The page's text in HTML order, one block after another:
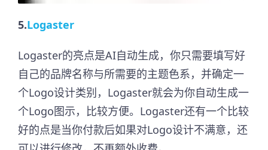
5.Logaster
Logaster的亮点是AI自动生成，你只需要填写好
自己的品牌名称与所需要的主题色系，并确定一
个Logo设计类别，Logaster就会为你自动生成一
个Logo图示，比较方便。Logaster还有一个比较
好的点是当你付款后如果对Logo设计不满意，还